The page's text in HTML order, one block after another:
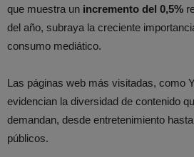
que muestra un incremento del 0,5%
del año, subraya la creciente
consumo mediático.
Las páginas web más visitadas, como
evidencian la diversidad de contenido
demandan, desde entretenimiento
públicos.